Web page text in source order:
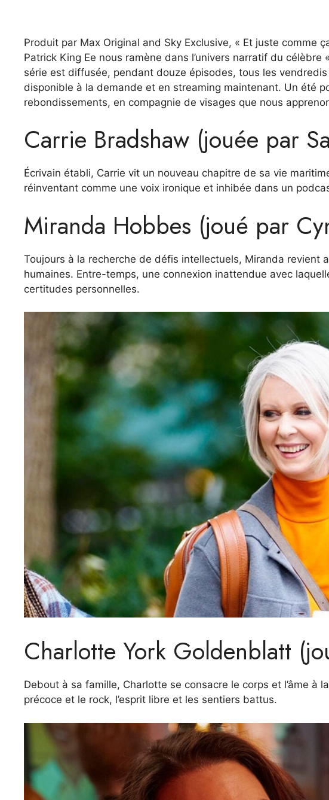
Produit par Max Original and Sky Exclusive, « Et juste comme
Patrick King Ee nous ramène dans l’univers narratif du
série est diffusée, pendant douze épisodes, tous les
disponible à la demande et en streaming maintenant. Un été
rebondissements, en compagnie de visages que nous
Carrie Bradshaw (jouée par
Écrivain établi, Carrie vit un nouveau chapitre de sa vie
réinventant comme une voix ironique et inhibée dans un
Miranda Hobbes (joué par
Toujours à la recherche de défis intellectuels, Miranda revient
humaines. Entre-temps, une connexion inattendue avec
certitudes personnelles.
Charlotte York Goldenblatt
Debout à sa famille, Charlotte se consacre le corps et l’âme à
précoce et le rock, l’esprit libre et les sentiers battus.